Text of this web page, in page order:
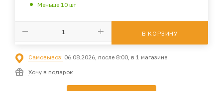
Меньше 10 шт
В КОРЗИНУ
Самовывоз: 06.08.2026, после 8:00, в 1 магазине
Хочу в подарок